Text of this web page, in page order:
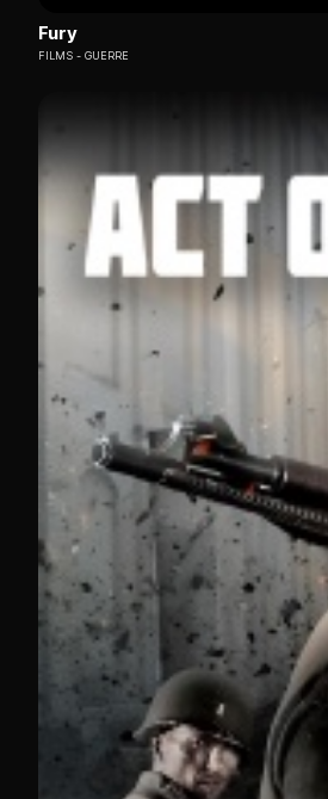
Fury
FILMS GUERRE